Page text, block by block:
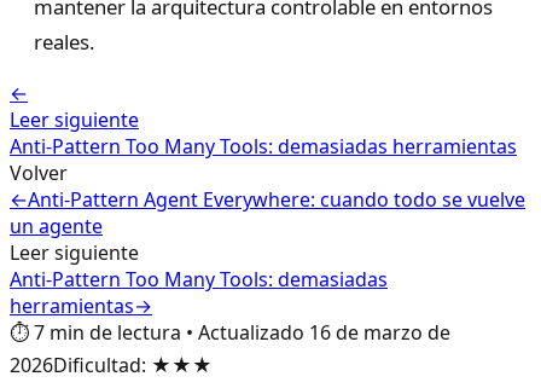
mantener la arquitectura controlable en entornos
reales.
←
Leer siguiente
Anti-Pattern Too Many Tools: demasiadas herramientas
Volver
←Anti-Pattern Agent Everywhere: cuando todo se vuelve
un agente
Leer siguiente
Anti-Pattern Too Many Tools: demasiadas
herramientas→
⏱️7 min de lectura • Actualizado 16 de marzo de
2026Dificultad: ★★★